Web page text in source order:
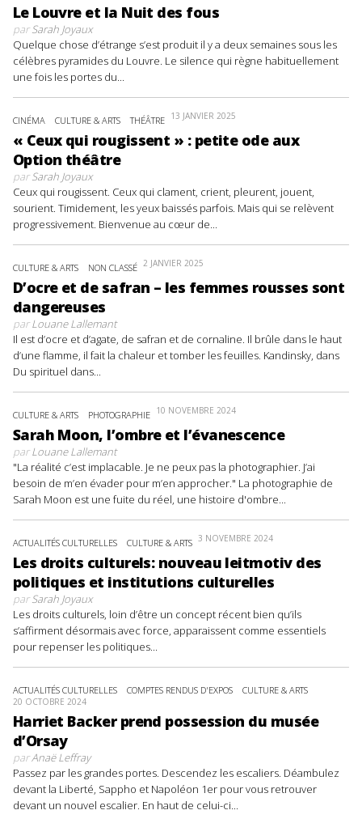
Le Louvre et la Nuit des fous
parSarah Joyaux
Quelque chose d’étrange s’est produit il y a deux semaines sous les
célèbres pyramides du Louvre. Le silence qui règne habituellement
une fois les portes du...
CINÉMA CULTURE & ARTS THÉÂTRE 13 JANVIER 2025
« Ceux qui rougissent » : petite ode aux
Option théâtre
parSarah Joyaux
Ceux qui rougissent. Ceux qui clament, crient, pleurent, jouent,
sourient. Timidement, les yeux baissés parfois. Mais qui se relèvent
progressivement. Bienvenue au cœur de...
CULTURE & ARTS NON CLASSÉ 2 JANVIER 2025
D’ocre et de safran – les femmes rousses sont
dangereuses
parLouane Lallemant
Il est d’ocre et d’agate, de safran et de cornaline. Il brûle dans le haut
d’une flamme, il fait la chaleur et tomber les feuilles. Kandinsky, dans
Du spirituel dans...
CULTURE & ARTS PHOTOGRAPHIE 10 NOVEMBRE 2024
Sarah Moon, l’ombre et l’évanescence
parLouane Lallemant
"La réalité c’est implacable. Je ne peux pas la photographier. J’ai
besoin de m’en évader pour m’en approcher." La photographie de
Sarah Moon est une fuite du réel, une histoire d'ombre...
ACTUALITÉS CULTURELLES CULTURE & ARTS 3 NOVEMBRE 2024
Les droits culturels: nouveau leitmotiv des
politiques et institutions culturelles
parSarah Joyaux
Les droits culturels, loin d’être un concept récent bien qu’ils
s’affirment désormais avec force, apparaissent comme essentiels
pour repenser les politiques...
ACTUALITÉS CULTURELLES COMPTES RENDUS D'EXPOS CULTURE & ARTS
20 OCTOBRE 2024
Harriet Backer prend possession du musée
d’Orsay
parAnaë Leffray
Passez par les grandes portes. Descendez les escaliers. Déambulez
devant la Liberté, Sappho et Napoléon 1er pour vous retrouver
devant un nouvel escalier. En haut de celui-ci...